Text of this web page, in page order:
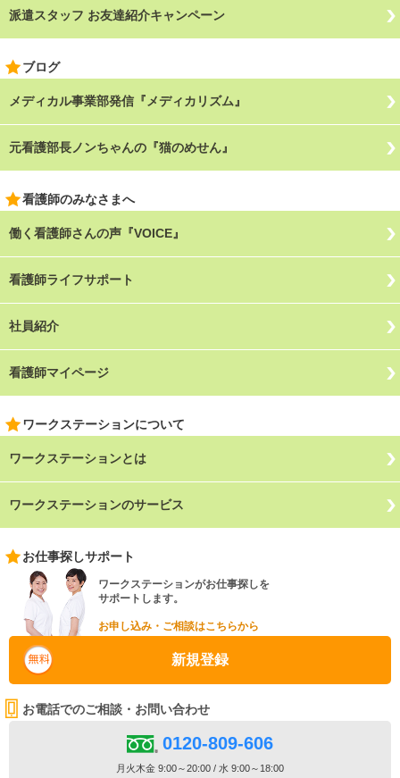
派遣スタッフ お友達紹介キャンペーン
ブログ
メディカル事業部発信『メディカリズム』
元看護部長ノンちゃんの『猫のめせん』
看護師のみなさまへ
働く看護師さんの声『VOICE』
看護師ライフサポート
社員紹介
看護師マイページ
ワークステーションについて
ワークステーションとは
ワークステーションのサービス
お仕事探しサポート
ワークステーションがお仕事探しを
サポートします。
お申し込み・ご相談はこちらから
新規登録
お電話でのご相談・お問い合わせ
0120-809-606
月火木金 9:00～20:00 / 水 9:00～18:00